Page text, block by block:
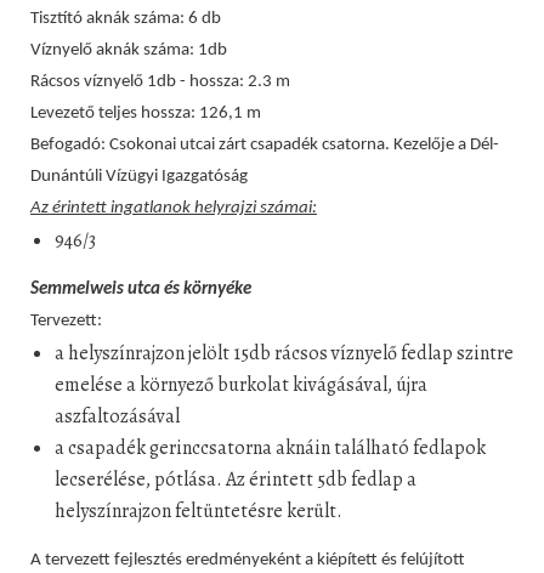
Tisztító aknák száma: 6 db
Víznyelő aknák száma: 1db
Rácsos víznyelő 1db - hossza: 2.3 m
Levezető teljes hossza: 126,1 m
Befogadó: Csokonai utcai zárt csapadék csatorna. Kezelője a Dél-
Dunántúli Vízügyi Igazgatóság
Az érintett ingatlanok helyrajzi számai:
946/3
Semmelweis utca és környéke
Tervezett:
a helyszínrajzon jelölt 15db rácsos víznyelő fedlap szintre
emelése a környező burkolat kivágásával, újra
aszfaltozásával
a csapadék gerinccsatorna aknáin található fedlapok
lecserélése, pótlása. Az érintett 5db fedlap a
helyszínrajzon feltüntetésre került.
A tervezett fejlesztés eredményeként a kiépített és felújított